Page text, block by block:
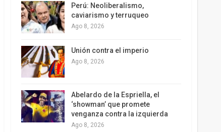
Perú: Neoliberalismo,
caviarismo y terruqueo
Ago 8, 2026
Unión contra el imperio
Ago 8, 2026
Abelardo de la Espriella, el
‘showman’ que promete
venganza contra la izquierda
Ago 8, 2026